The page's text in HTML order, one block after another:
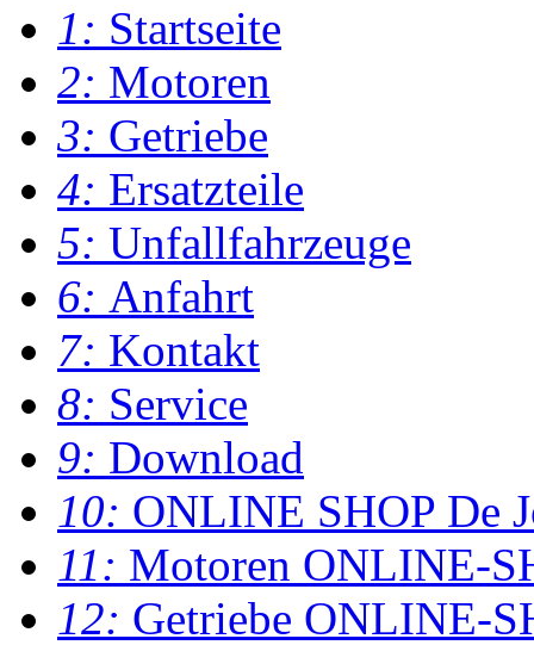
1: Startseite
2: Motoren
3: Getriebe
4: Ersatzteile
5: Unfallfahrzeuge
6: Anfahrt
7: Kontakt
8: Service
9: Download
10: ONLINE SHOP De
11: Motoren ONLINE-
12: Getriebe ONLINE-